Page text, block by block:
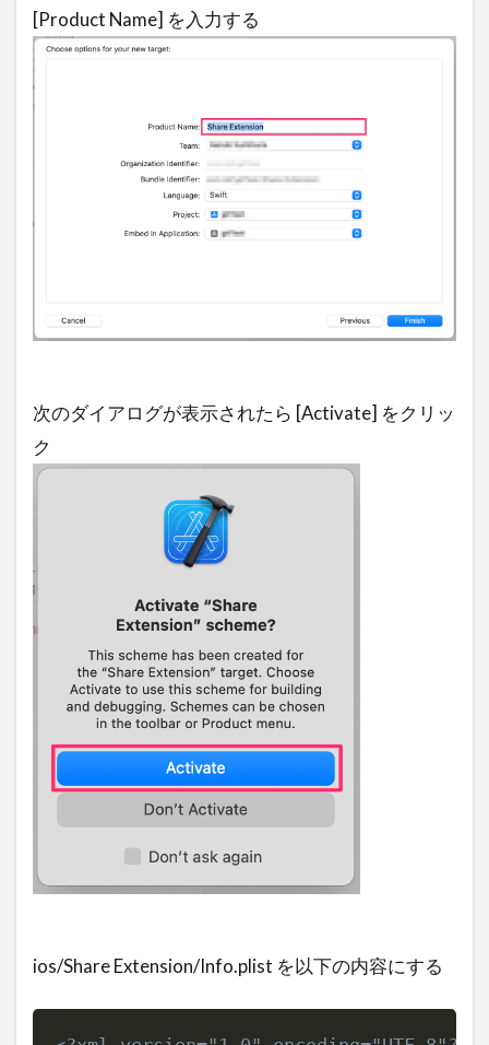
[Product Name] を入力する
次のダイアログが表示されたら [Activate] をクリッ
ク
ios/Share Extension/Info.plist を以下の内容にする